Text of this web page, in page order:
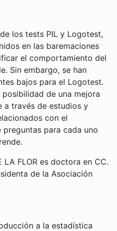
los tests PIL y Logotest,
en las baremaciones
el comportamiento del
Sin embargo, se han
bajos para el Logotest.
de una mejora
a través de estudios y
con el
para cada uno
LA FLOR es doctora en CC.
de la Asociación
a la estadística